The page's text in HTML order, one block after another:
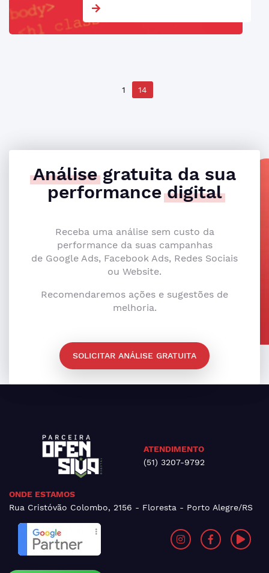
1 14
Análisegratuita da sua
performancedigital
Receba uma análise sem custo da
performance da suas campanhas
de Google Ads, Facebook Ads, Redes Sociais
ou Website.
Recomendaremos ações e sugestões de
melhoria.
SOLICITAR ANÁLISE GRATUITA
ATENDIMENTO
(51) 3207-9792
ONDE ESTAMOS
Rua Cristóvão Colombo, 2156 - Floresta - Porto Alegre/RS